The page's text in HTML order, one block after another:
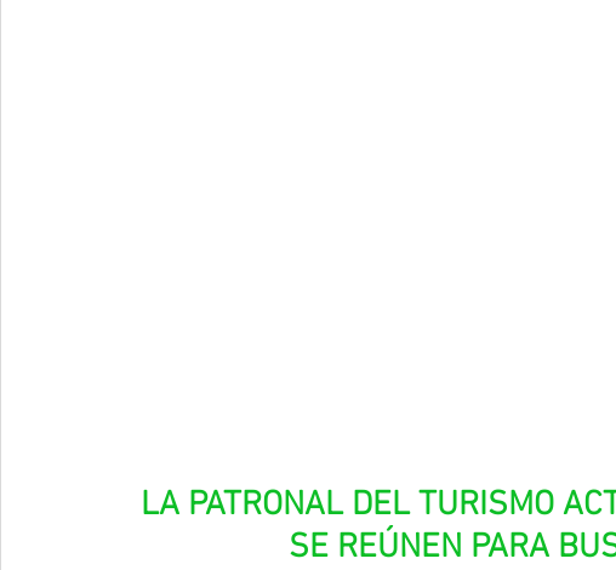
LA PATRONAL DEL TURISMO
SE REÚNEN PARA